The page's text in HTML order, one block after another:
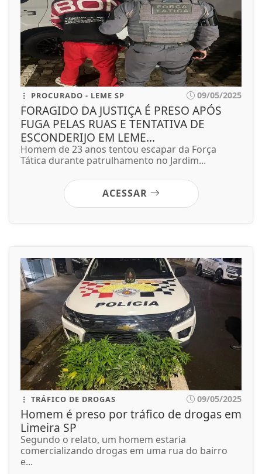
PROCURADO - LEME SP 09/05/2025
FORAGIDO DA JUSTIÇA É PRESO APÓS
FUGA PELAS RUAS E TENTATIVA DE
ESCONDERIJO EM LEME...
Homem de 23 anos tentou escapar da Força
Tática durante patrulhamento no Jardim...
ACESSAR
TRÁFICO DE DROGAS 09/05/2025
Homem é preso por tráfico de drogas em
Limeira SP
Segundo o relato, um homem estaria
comercializando drogas em uma rua do bairro
e...